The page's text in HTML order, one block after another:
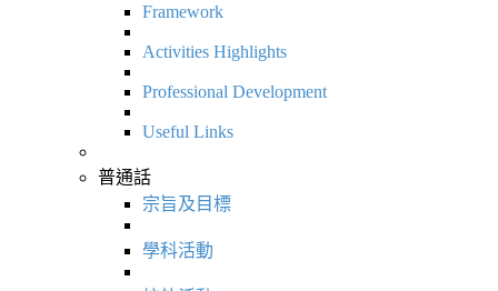
Framework
Activities Highlights
Professional Development
Useful Links
普通話
宗旨及目標
學科活動